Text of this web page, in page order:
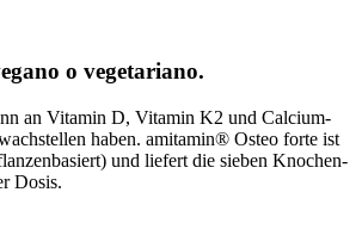
o vegetariano.
an Vitamin D, Vitamin K2 und Calcium-
haben. amitamin® Osteo forte ist
und liefert die sieben Knochen-
Dosis.